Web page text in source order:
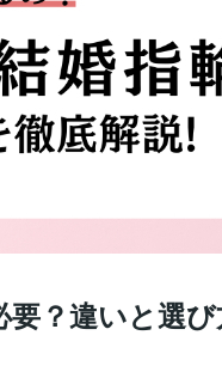
？違いと選